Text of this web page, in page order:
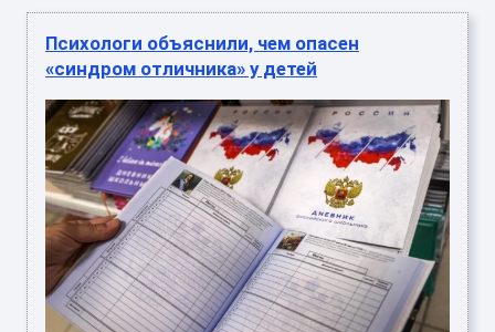
Психологи объяснили, чем опасен
«синдром отличника» у детей